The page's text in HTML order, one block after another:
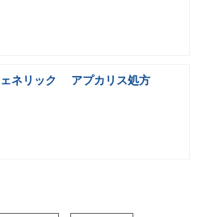
ェネリック アプカリス処方